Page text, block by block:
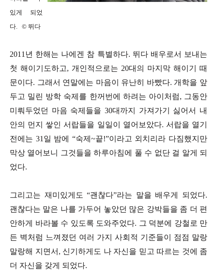
있게 되었
다. © 뛰다
2011년 한해는 나에겐 참 특별하다. 뛰다 배우로서 보내는
첫 해이기도하고, 개인적으로는 20대의 마지막 해이기 때
문이다. 그래서 연말에는 마음이 유난히 바빴다. 개학을 앞
두고 밀린 방학 숙제를 한꺼번에 하려는 아이처럼, 그동안
미뤄두었던 마음 숙제들을 30대까지 가져가기 싫어서 내
안의 먼지 쌓인 서랍들을 일일이 열어보았다. 서랍을 열기
전에는 31일 밤에 “숙제~끝!”이라고 외치리라 다짐했지만
막상 열어보니 그것들을 하루아침에 풀 수 없단 걸 알게 되
었다.
그리고는 재미있게도 “괜찮다”라는 말을 배우게 되었다.
괜찮다는 말은 나를 가두어 놓았던 많은 강박들을 좀 더 편
안하게 바라볼 수 있도록 도와주었다. 그 덕분에 강철로 만
든 벽처럼 느껴졌던 여러 가지 사회적 기준들이 점점 말랑
말랑해 지면서, 신기하게도 나 자신을 믿고 따르는 것에 좀
더 자신을 갖게 되었다.